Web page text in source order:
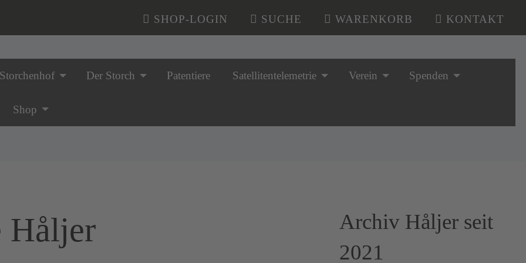
SHOP-LOGIN SUCHE WARENKORB KONTAKT
überspringen
Storchenhof Der Storch Patentiere Satellitentelemetrie Verein Spenden
Shop
Håljer
Archiv Håljer seit
2021